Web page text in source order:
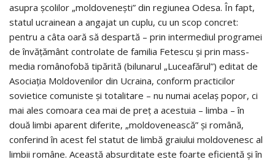
asupra şcolilor „moldoveneşti” din regiunea Odesa. În fapt,
statul ucrainean a angajat un cuplu, cu un scop concret:
pentru a câta oară să despartă – prin intermediul programei
de învăţământ controlate de familia Fetescu şi prin mass-
media românofobă tipărită (bilunarul „Luceafărul”) editat de
Asociaţia Moldovenilor din Ucraina, conform practicilor
sovietice comuniste şi totalitare – nu numai acelaş popor, ci
mai ales comoara cea mai de preţ a acestuia – limba – în
două limbi aparent diferite, „moldovenească” şi română,
conferind în acest fel statut de limbă graiului moldovenesc al
limbii române. Această absurditate este foarte eficientă şi în